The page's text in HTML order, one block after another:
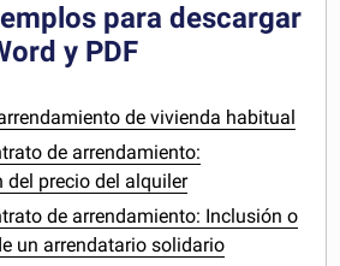
para descargar
y PDF
de vivienda habitual
de arrendamiento:
del precio del alquiler
de arrendamiento: Inclusión o
un arrendatario solidario